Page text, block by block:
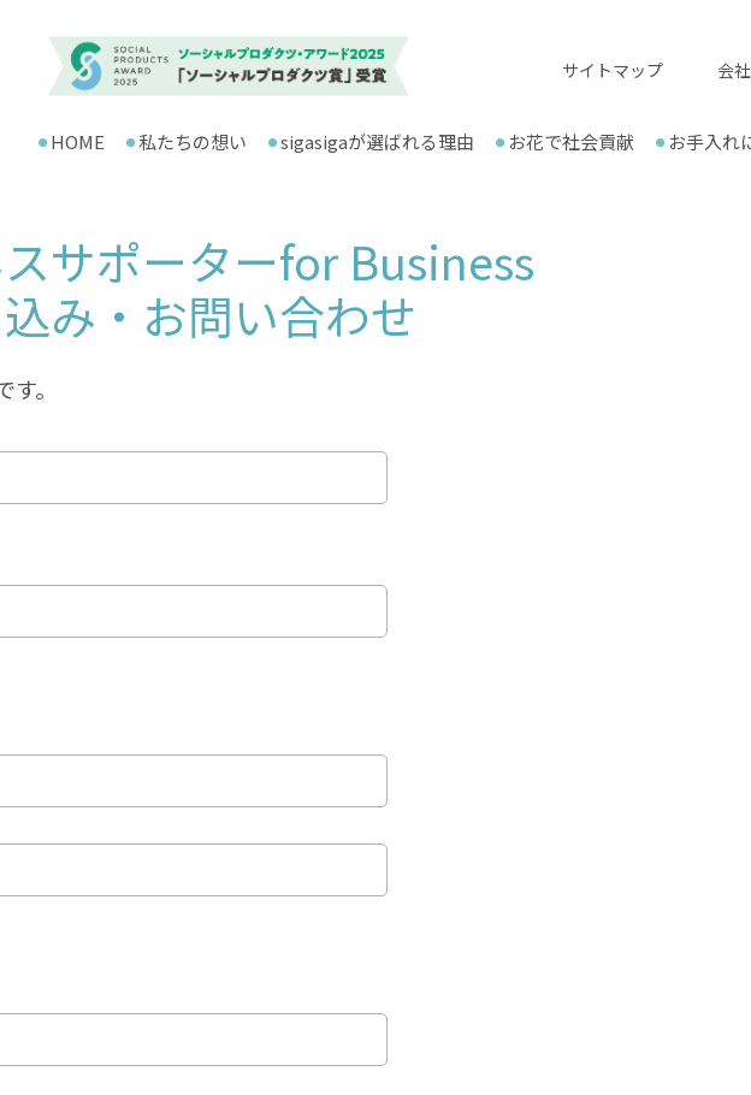
サイトマップ 会
HOME 私たちの想い sigasigaが選ばれる理由 お花で社会貢献 お手入れ
サポーターfor Business
み・お問い合わせ
。